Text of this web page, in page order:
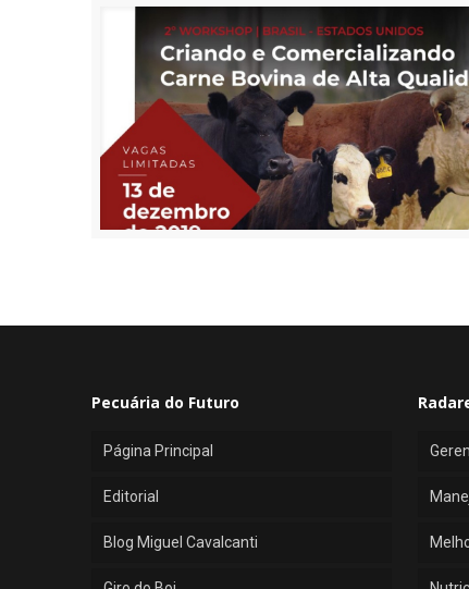
Pecuária do Futuro
Página Principal
Editorial
Blog Miguel Cavalcanti